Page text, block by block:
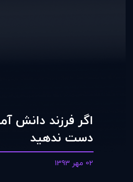
اگر فرزند دانش
دست ندهید
02 مهر 1393